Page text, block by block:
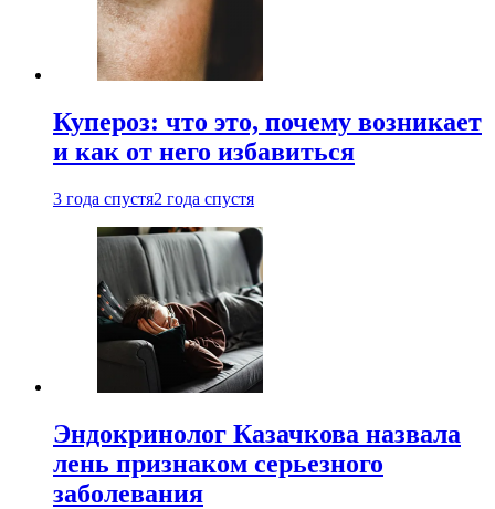
Купероз: что это, почему возникает
и как от него избавиться
3 года спустя2 года спустя
Эндокринолог Казачкова назвала
лень признаком серьезного
заболевания